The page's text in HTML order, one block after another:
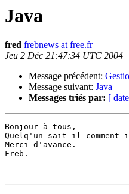
Java
fred frebnews at free.fr
Jeu 2 Déc 21:47:34 UTC 2004
Message précédent:
Message suivant: Java
Messages triés par: [
Bonjour à tous,
Quelq'un sait-il comment
Merci d'avance.
Freb.